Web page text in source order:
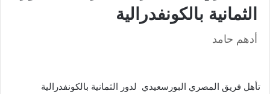
الثمانية بالكونفدرالية
أدهم حامد
تأهل فريق المصري البورسعيدي لدور الثمانية بالكونفدرالية